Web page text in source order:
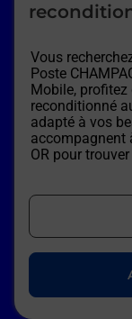
Vous
Poste
Mobile, profitez
reconditionné
adapté à vos
accompagnent
OR pour